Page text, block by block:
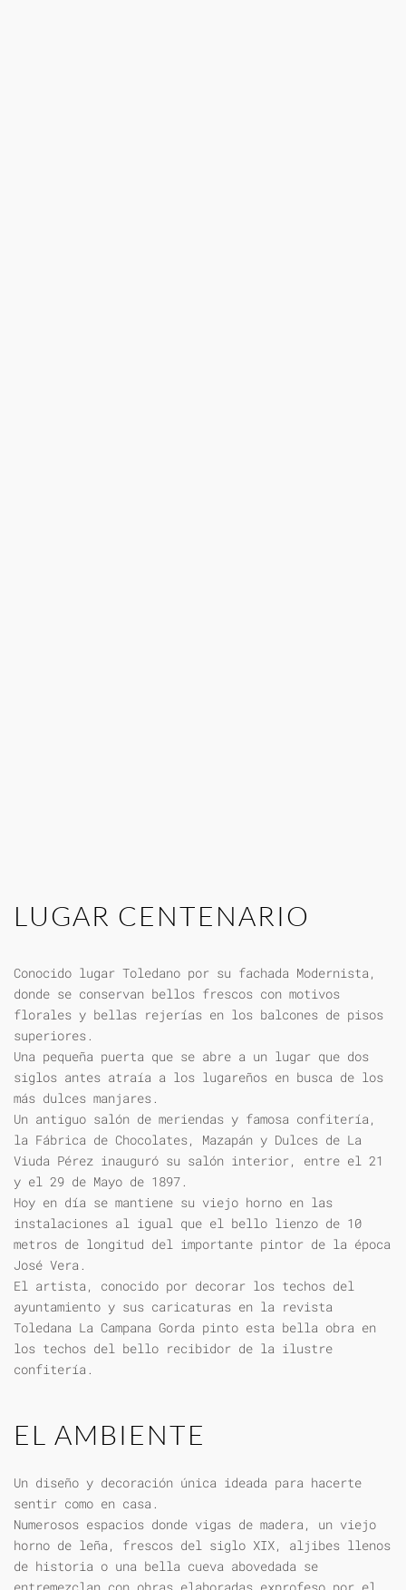
LUGAR CENTENARIO
Conocido lugar Toledano por su fachada Modernista,
donde se conservan bellos frescos con motivos
florales y bellas rejerías en los balcones de pisos
superiores.
Una pequeña puerta que se abre a un lugar que dos
siglos antes atraía a los lugareños en busca de los
más dulces manjares.
Un antiguo salón de meriendas y famosa confitería,
la Fábrica de Chocolates, Mazapán y Dulces de La
Viuda Pérez inauguró su salón interior, entre el 21
y el 29 de Mayo de 1897.
Hoy en día se mantiene su viejo horno en las
instalaciones al igual que el bello lienzo de 10
metros de longitud del importante pintor de la época
José Vera.
El artista, conocido por decorar los techos del
ayuntamiento y sus caricaturas en la revista
Toledana La Campana Gorda pinto esta bella obra en
los techos del bello recibidor de la ilustre
confitería.
EL AMBIENTE
Un diseño y decoración única ideada para hacerte
sentir como en casa.
Numerosos espacios donde vigas de madera, un viejo
horno de leña, frescos del siglo XIX, aljibes llenos
de historia o una bella cueva abovedada se